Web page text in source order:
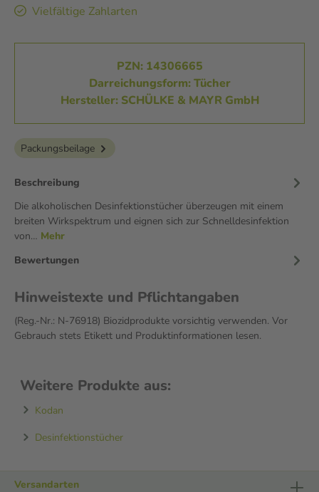
Vielfältige Zahlarten
PZN: 14306665
Darreichungsform: Tücher
Hersteller: SCHÜLKE & MAYR GmbH
Packungsbeilage
Beschreibung
Die alkoholischen Desinfektionstücher überzeugen mit einem
breiten Wirkspektrum und eignen sich zur Schnelldesinfektion
von… Mehr
Bewertungen
Hinweistexte und Pflichtangaben
(Reg.-Nr.: N-76918) Biozidprodukte vorsichtig verwenden. Vor
Gebrauch stets Etikett und Produktinformationen lesen.
Weitere Produkte aus:
Kodan
Desinfektionstücher
Versandarten